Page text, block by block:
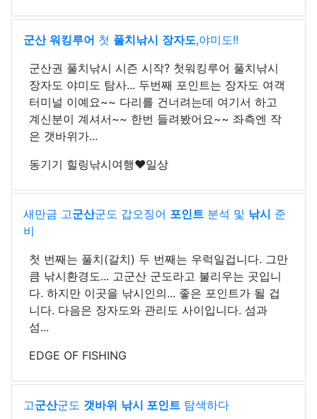
군산 워킹루어 첫 풀치낚시 장자도,야미도!!
군산권 풀치낚시 시즌 시작? 첫워킹루어 풀치낚시
장자도 야미도 탐사... 두번째 포인트는 장자도 여객
터미널 이예요~~ 다리를 건너려는데 여기서 하고
계신분이 계셔서~~ 한번 들려봤어요~~ 좌측엔 작
은 갯바위가...
동기기 힐링낚시여행❤일상
새만금 고군산군도 갑오징어 포인트 분석 및 낚시 준
비
첫 번째는 풀치(갈치) 두 번째는 우럭일겁니다. 그만
큼 낚시환경도... 고군산 군도라고 불리우는 곳입니
다. 하지만 이곳을 낚시인의... 좋은 포인트가 될 겁
니다. 다음은 장자도와 관리도 사이입니다. 섬과
섬...
EDGE OF FISHING
고군산군도 갯바위 낚시 포인트 탐색하다